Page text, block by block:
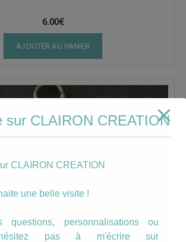
6.00€
AJOUTER AU PANIER
sur CLAIRON CREATION
CLAIRON CREATION
une belle visite !
questions, personnalisations ou
pas à m'écrire sur